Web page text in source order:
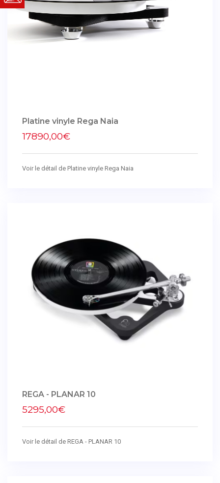
Platine vinyle Rega Naia
17890,00€
Voir le détail de Platine vinyle Rega Naia
REGA - PLANAR 10
5295,00€
Voir le détail de REGA - PLANAR 10